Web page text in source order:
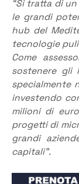
“Si tratta di
le grandi
hub del
tecnologie
Come
sostenere gli
specialmente
investendo
milioni di
progetti di
grandi
capitali”.